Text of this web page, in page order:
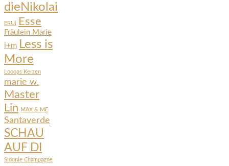
dieNikolai
ERUi Esse
Fräulein Marie
i+m Less is
More
Looops Kerzen
marie w.
Master
Lin
MAX & ME
Santaverde
SCHAU
AUF DI
Sidonie Champagne